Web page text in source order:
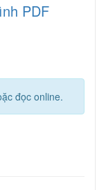
PDF
đọc online.